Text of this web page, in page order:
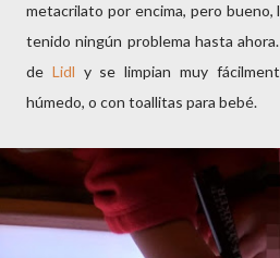
metacrilato por encima, pero bueno,
tenido ningún problema hasta
de Lidl y se limpian muy
húmedo, o con toallitas para bebé.